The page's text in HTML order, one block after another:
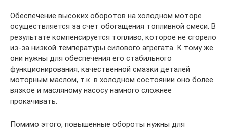
Обеспечение высоких оборотов на холодном моторе
осуществляется за счет обогащения топливной смеси. В
результате компенсируется топливо, которое не сгорело
из-за низкой температуры силового агрегата. К тому же
они нужны для обеспечения его стабильного
функционирования, качественной смазки деталей
моторным маслом, т.к. в холодном состоянии оно более
вязкое и масляному насосу намного сложнее
прокачивать.
Помимо этого, повышенные обороты нужны для